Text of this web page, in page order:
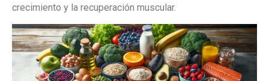
crecimiento y la recuperación muscular.